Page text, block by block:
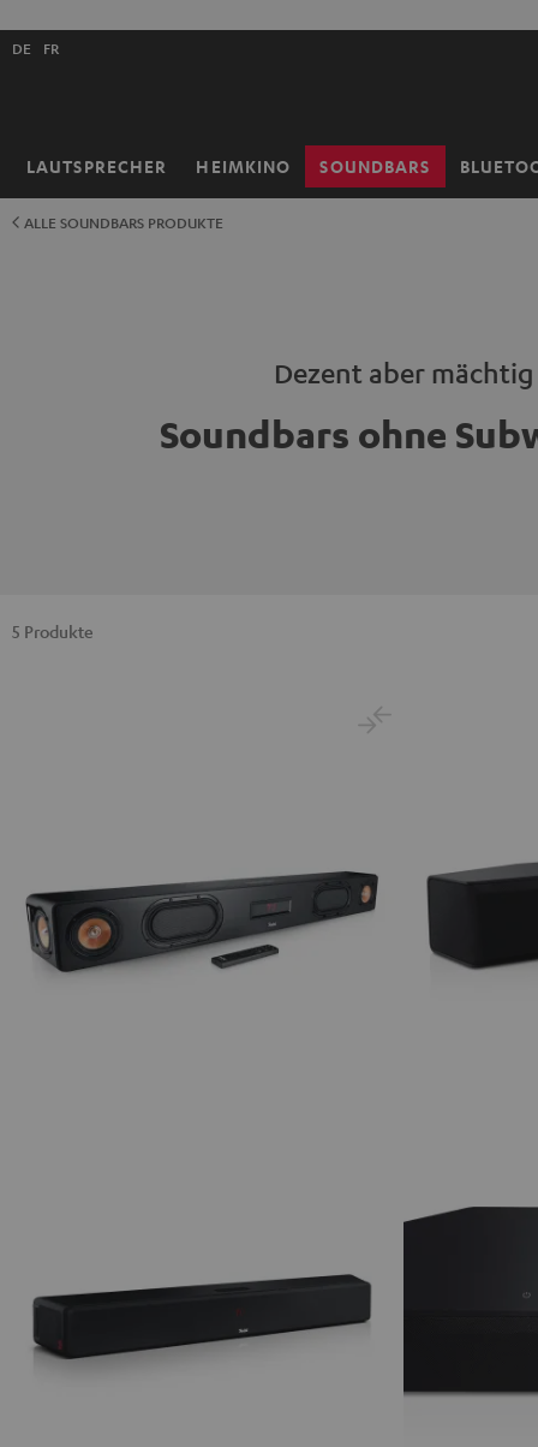
LAUTSPRECHER HEIMKINO SOUNDBARS
Shopsprache
DE FR
Startseite
ALLE SOUNDBARS PRODUKTE
Dezent aber mächtig
Soundbars ohne
5 Produkte